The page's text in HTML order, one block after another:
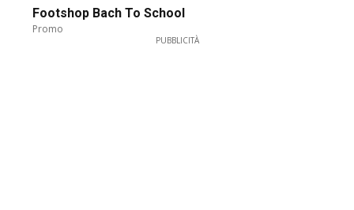
Footshop Bach To School
Promo
PUBBLICITÀ